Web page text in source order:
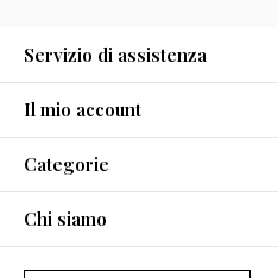
Servizio di assistenza
Il mio account
Categorie
Chi siamo